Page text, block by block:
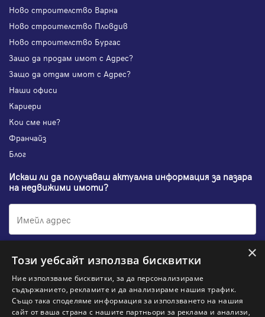
Ново строителство Варна
Ново строителство Пловдив
Ново строителство Бургас
Защо да продам имот с Адрес?
Защо да отдам имот с Адрес?
Наши офиси
Кариери
Кои сме ние?
Франчайз
Блог
Искаш ли да получаваш актуална информация за пазара
на недвижими имоти?
Абонирам се
НАЙ-ПОПУЛЯРНИ ТЪРСЕНИЯ:
×
Този уебсайт използва бисквитки
Ние използваме бисквитки, за да персонализираме
съдържанието, рекламите и да анализираме нашия трафик.
Също така споделяме информация за използването на нашия
сайт от ваша страна с нашите партньори за реклама и анализи,